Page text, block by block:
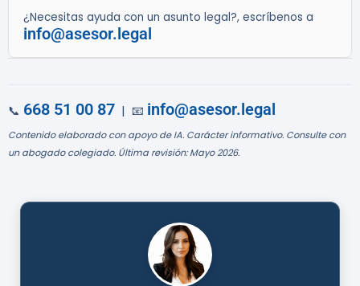
¿Necesitas ayuda con un asunto legal?, escríbenos a
info@asesor.legal
📞 668 51 00 87 | 📧 info@asesor.legal
Contenido elaborado con apoyo de IA. Carácter informativo. Consulte con
un abogado colegiado. Última revisión: Mayo 2026.